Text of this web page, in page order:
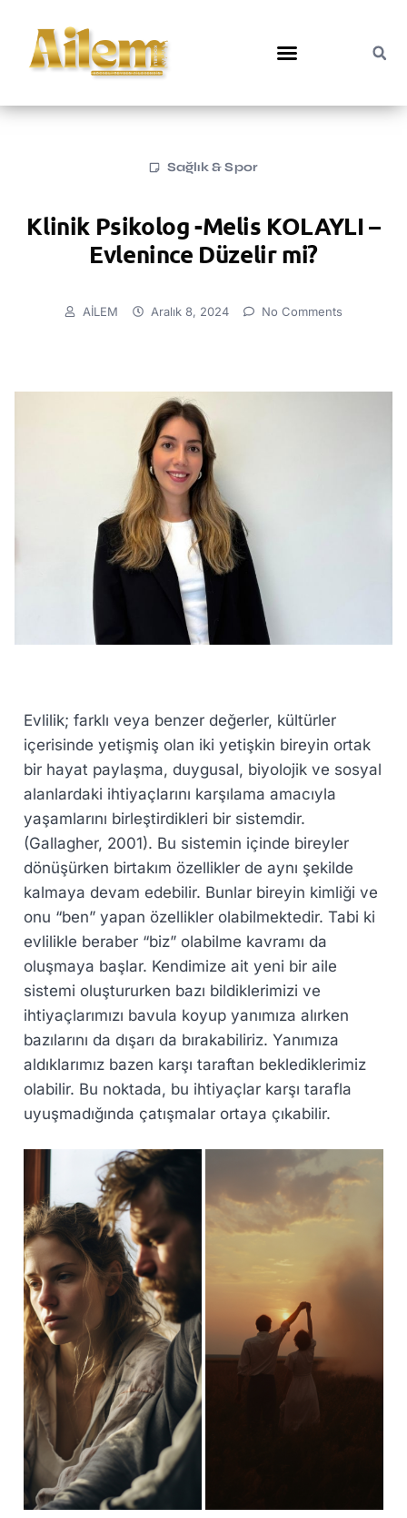
Sağlık & Spor
Klinik Psikolog -Melis KOLAYLI –
Evlenince Düzelir mi?
AİLEM Aralık 8, 2024 No Comments
Evlilik; farklı veya benzer değerler, kültürler
içerisinde yetişmiş olan iki yetişkin bireyin ortak
bir hayat paylaşma, duygusal, biyolojik ve sosyal
alanlardaki ihtiyaçlarını karşılama amacıyla
yaşamlarını birleştirdikleri bir sistemdir.
(Gallagher, 2001). Bu sistemin içinde bireyler
dönüşürken birtakım özellikler de aynı şekilde
kalmaya devam edebilir. Bunlar bireyin kimliği ve
onu “ben” yapan özellikler olabilmektedir. Tabi ki
evlilikle beraber “biz” olabilme kavramı da
oluşmaya başlar. Kendimize ait yeni bir aile
sistemi oluştururken bazı bildiklerimizi ve
ihtiyaçlarımızı bavula koyup yanımıza alırken
bazılarını da dışarı da bırakabiliriz. Yanımıza
aldıklarımız bazen karşı taraftan beklediklerimiz
olabilir. Bu noktada, bu ihtiyaçlar karşı tarafla
uyuşmadığında çatışmalar ortaya çıkabilir.